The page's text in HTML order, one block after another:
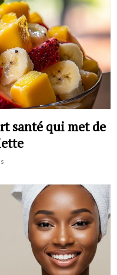
santé qui met de